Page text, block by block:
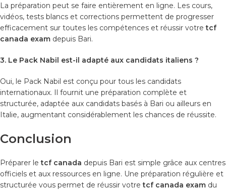
La préparation peut se faire entièrement en ligne. Les cours,
vidéos, tests blancs et corrections permettent de progresser
efficacement sur toutes les compétences et réussir votretcf
canada exam depuis Bari.
3. Le Pack Nabil est-il adapté aux candidats italiens ?
Oui, le Pack Nabil est conçu pour tous les candidats
internationaux. Il fournit une préparation complète et
structurée, adaptée aux candidats basés à Bari ou ailleurs en
Italie, augmentant considérablement les chances de réussite.
Conclusion
Préparer letcf canada depuis Bari est simple grâce aux centres
officiels et aux ressources en ligne. Une préparation régulière et
structurée vous permet de réussir votretcf canada exam du